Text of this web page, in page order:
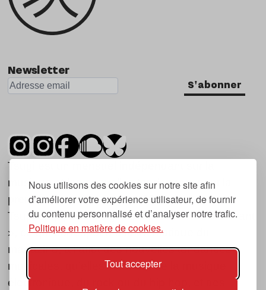
Nous utilisons des cookies sur notre site afin
d’améliorer votre expérience utilisateur, de fournir
du contenu personnalisé et d’analyser notre trafic.
Politique en matière de cookies.
Tout accepter
Newsletter
S'abonner
Tsugi est un mensuel indépendant sur la
musique et les nouvelles tendances, dont la
première parution date de 2007.
Tsugi en japonais signifie « prochain », « suivant
», ce qui correspond à la thématique du
magazine, à l’affût des nouvelles tendances
musicales, qu’elles viennent de la musique
électronique, du rock ou du hip hop, et des